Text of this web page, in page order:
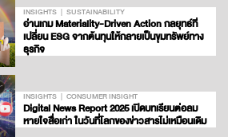
INSIGHTS SUSTAINABILITY
อ่านเกม Materiality-Driven Action กลยุทธ์ที่
เปลี่ยน ESG จากต้นทุนให้กลายเป็นขุมทรัพย์ทาง
ธุรกิจ
INSIGHTS CONSUMER INSIGHT
Digital News Report 2025 เปิดบทเรียนต่อลม
หายใจสื่อเก่า ในวันที่โลกของข่าวสารไม่เหมือนเดิม